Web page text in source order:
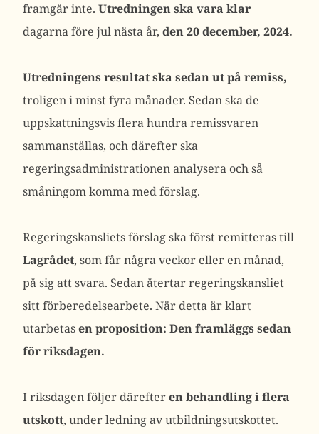
framgår inte. Utredningen ska vara klar
dagarna före jul nästa år, den 20 december, 2024.
Utredningens resultat ska sedan ut på remiss,
troligen i minst fyra månader. Sedan ska de
uppskattningsvis flera hundra remissvaren
sammanställas, och därefter ska
regeringsadministrationen analysera och så
småningom komma med förslag.
Regeringskansliets förslag ska först remitteras till
Lagrådet, som får några veckor eller en månad,
på sig att svara. Sedan återtar regeringskansliet
sitt förberedelsearbete. När detta är klart
utarbetasen proposition: Den framläggs sedan
för riksdagen.
I riksdagen följer därefteren behandling i flera
utskott, under ledning av utbildningsutskottet.